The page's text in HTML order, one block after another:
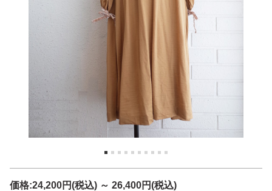
価格:24,200円(税込) ～ 26,400円(税込)